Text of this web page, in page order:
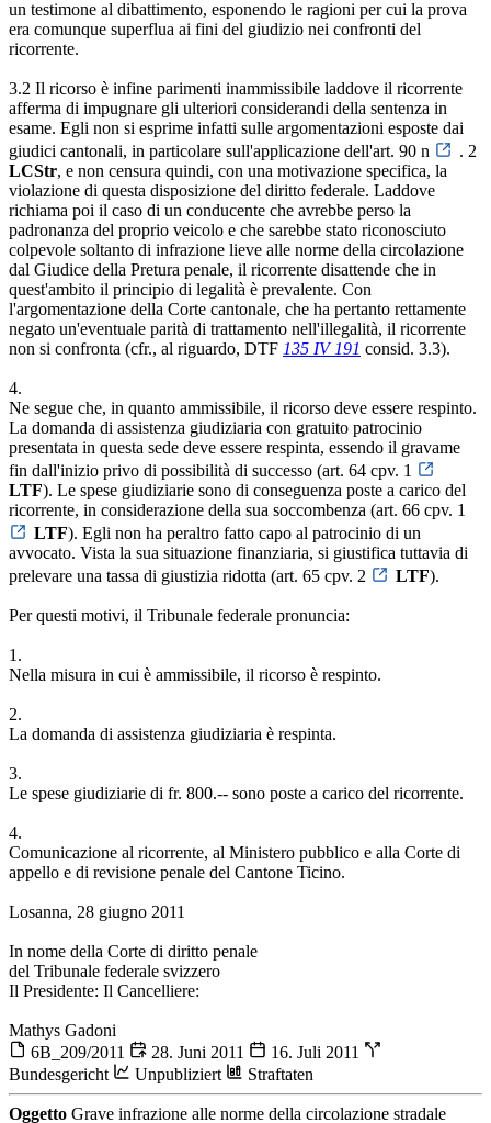
un testimone al dibattimento, esponendo le ragioni per cui la prova
era comunque superflua ai fini del giudizio nei confronti del
ricorrente.
3.2 Il ricorso è infine parimenti inammissibile laddove il ricorrente
afferma di impugnare gli ulteriori considerandi della sentenza in
esame. Egli non si esprime infatti sulle argomentazioni esposte dai
giudici cantonali, in particolare sull'applicazione dell'art. 90 n
. 2
LCStr, e non censura quindi, con una motivazione specifica, la
violazione di questa disposizione del diritto federale. Laddove
richiama poi il caso di un conducente che avrebbe perso la
padronanza del proprio veicolo e che sarebbe stato riconosciuto
colpevole soltanto di infrazione lieve alle norme della circolazione
dal Giudice della Pretura penale, il ricorrente disattende che in
quest'ambito il principio di legalità è prevalente. Con
l'argomentazione della Corte cantonale, che ha pertanto rettamente
negato un'eventuale parità di trattamento nell'illegalità, il ricorrente
non si confronta (cfr., al riguardo, DTF 135 IV 191 consid. 3.3).
4.
Ne segue che, in quanto ammissibile, il ricorso deve essere respinto.
La domanda di assistenza giudiziaria con gratuito patrocinio
presentata in questa sede deve essere respinta, essendo il gravame
fin dall'inizio privo di possibilità di successo (art. 64 cpv. 1
LTF). Le spese giudiziarie sono di conseguenza poste a carico del
ricorrente, in considerazione della sua soccombenza (art. 66 cpv. 1
LTF). Egli non ha peraltro fatto capo al patrocinio di un
avvocato. Vista la sua situazione finanziaria, si giustifica tuttavia di
prelevare una tassa di giustizia ridotta (art. 65 cpv. 2
LTF).
Per questi motivi, il Tribunale federale pronuncia:
1.
Nella misura in cui è ammissibile, il ricorso è respinto.
2.
La domanda di assistenza giudiziaria è respinta.
3.
Le spese giudiziarie di fr. 800.-- sono poste a carico del ricorrente.
4.
Comunicazione al ricorrente, al Ministero pubblico e alla Corte di
appello e di revisione penale del Cantone Ticino.
Losanna, 28 giugno 2011
In nome della Corte di diritto penale
del Tribunale federale svizzero
Il Presidente: Il Cancelliere:
Mathys Gadoni
6B_209/2011
28. Juni 2011
16. Juli 2011
Bundesgericht
Unpubliziert Straftaten
Oggetto Grave infrazione alle norme della circolazione stradale